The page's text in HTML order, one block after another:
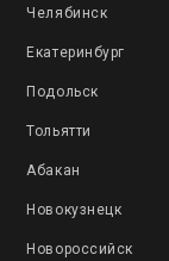
Челябинск
Екатеринбург
Подольск
Тольятти
Абакан
Новокузнецк
Новороссийск